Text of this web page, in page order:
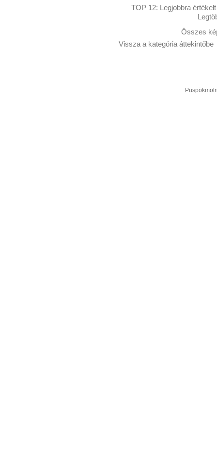
TOP 12: Legjobbra értékelt
Összes
Vissza a kategória áttekintőbe